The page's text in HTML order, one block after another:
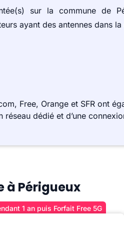
sur la commune de
ayant des antennes dans
Free, Orange et SFR ont
dédié et d’une
à Périgueux
1 an puis Forfait Free 5G